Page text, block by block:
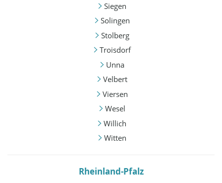
Siegen
Solingen
Stolberg
Troisdorf
Unna
Velbert
Viersen
Wesel
Willich
Witten
Rheinland-Pfalz